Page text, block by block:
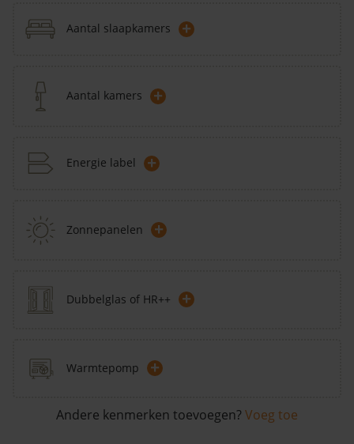
Aantal slaapkamers +
Aantal kamers +
Energie label +
Zonnepanelen +
Dubbelglas of HR++ +
Warmtepomp +
Andere kenmerken toevoegen? Voeg toe